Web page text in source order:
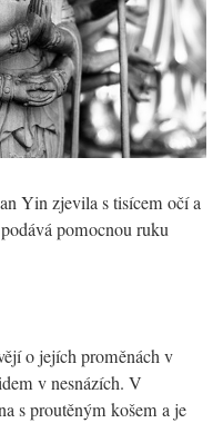
Yin zjevila s tisícem očí a
pomocnou ruku
o jejích proměnách v
v nesnázích. V
s proutěným košem a je